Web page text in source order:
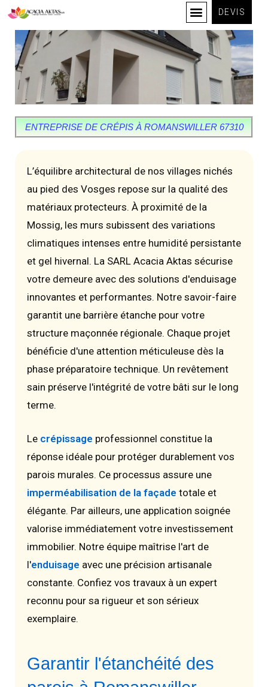
DEVIS
ENTREPRISE DE CRÉPIS À ROMANSWILLER 67310
L’équilibre architectural de nos villages nichés
au pied des Vosges repose sur la qualité des
matériaux protecteurs. À proximité de la
Mossig, les murs subissent des variations
climatiques intenses entre humidité persistante
et gel hivernal. La SARL Acacia Aktas sécurise
votre demeure avec des solutions d'enduisage
innovantes et performantes. Notre savoir-faire
garantit une barrière étanche pour votre
structure maçonnée régionale. Chaque projet
bénéficie d'une attention méticuleuse dès la
phase préparatoire technique. Un revêtement
sain préserve l'intégrité de votre bâti sur le long
terme.
Le crépissage professionnel constitue la
réponse idéale pour protéger durablement vos
parois murales. Ce processus assure une
imperméabilisation de la façade totale et
élégante. Par ailleurs, une application soignée
valorise immédiatement votre investissement
immobilier. Notre équipe maîtrise l'art de
l'enduisage avec une précision artisanale
constante. Confiez vos travaux à un expert
reconnu pour sa rigueur et son sérieux
exemplaire.
Garantir l'étanchéité des